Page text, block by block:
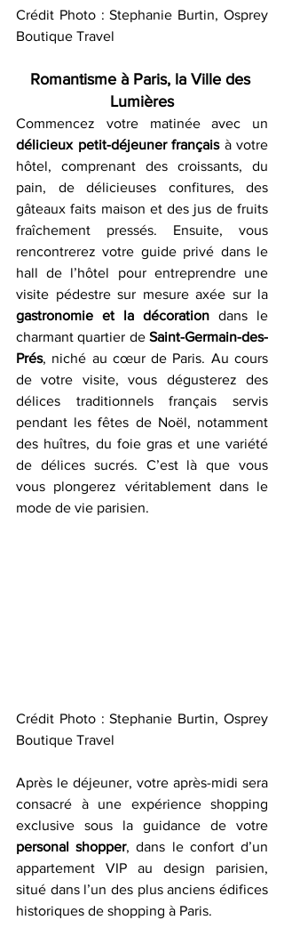
Crédit Photo : Stephanie Burtin, Osprey
Boutique Travel
Romantisme à Paris, la Ville des
Lumières
délicieux petit-déjeuner français à votre
hôtel, comprenant des croissants, du
pain, de délicieuses confitures, des
gâteaux faits maison et des jus de fruits
fraîchement pressés. Ensuite, vous
rencontrerez votre guide privé dans le
hall de l’hôtel pour entreprendre une
gastronomie et la décoration dans le
charmant quartier de Saint-Germain-des-
Prés, niché au cœur de Paris. Au cours
de votre visite, vous dégusterez des
délices traditionnels français servis
pendant les fêtes de Noël, notamment
des huîtres, du foie gras et une variété
de délices sucrés. C’est là que vous
vous plongerez véritablement dans le
mode de vie parisien.
Crédit Photo : Stephanie Burtin, Osprey
Boutique Travel
Après le déjeuner, votre après-midi sera
consacré à une expérience shopping
personal shopper, dans le confort d’un
appartement VIP au design parisien,
situé dans l’un des plus anciens édifices
historiques de shopping à Paris.